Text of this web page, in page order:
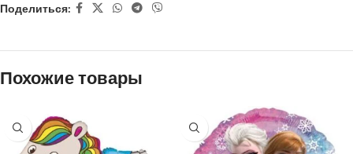
Поделиться:
Похожие товары